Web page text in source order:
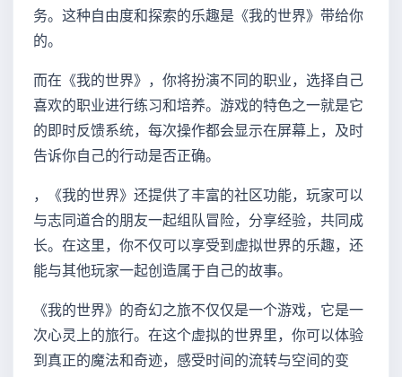
务。这种自由度和探索的乐趣是《我的世界》带给你
的。
而在《我的世界》，你将扮演不同的职业，选择自己
喜欢的职业进行练习和培养。游戏的特色之一就是它
的即时反馈系统，每次操作都会显示在屏幕上，及时
告诉你自己的行动是否正确。
，《我的世界》还提供了丰富的社区功能，玩家可以
与志同道合的朋友一起组队冒险，分享经验，共同成
长。在这里，你不仅可以享受到虚拟世界的乐趣，还
能与其他玩家一起创造属于自己的故事。
《我的世界》的奇幻之旅不仅仅是一个游戏，它是一
次心灵上的旅行。在这个虚拟的世界里，你可以体验
到真正的魔法和奇迹，感受时间的流转与空间的变